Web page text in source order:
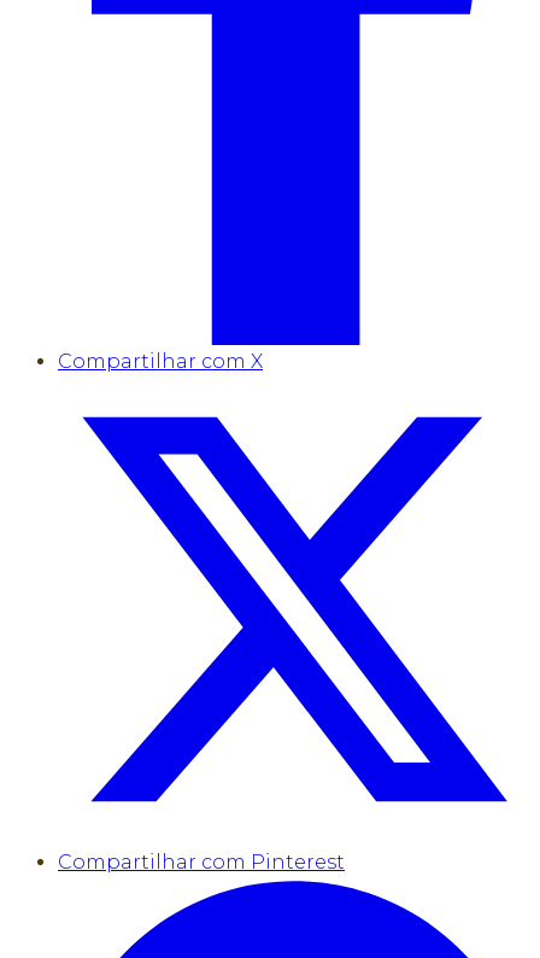
Compartilhar com X
Compartilhar com Pinterest